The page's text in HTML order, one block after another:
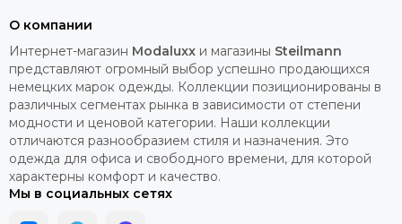
О компании
Интернет-магазин Modaluxx и магазины Steilmann
представляют огромный выбор успешно продающихся
немецких марок одежды. Коллекции позиционированы в
различных сегментах рынка в зависимости от степени
модности и ценовой категории. Наши коллекции
отличаются разнообразием стиля и назначения. Это
одежда для офиса и свободного времени, для которой
характерны комфорт и качество.
Мы в социальных сетях